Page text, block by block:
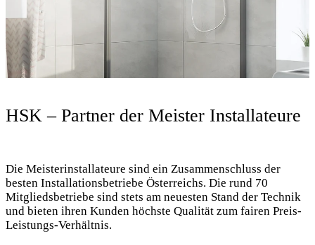
HSK – Partner der Meister Installateure
Die Meisterinstallateure sind ein Zusammenschluss der
besten Installationsbetriebe Österreichs. Die rund 70
Mitgliedsbetriebe sind stets am neuesten Stand der Technik
und bieten ihren Kunden höchste Qualität zum fairen Preis-
Leistungs-Verhältnis.